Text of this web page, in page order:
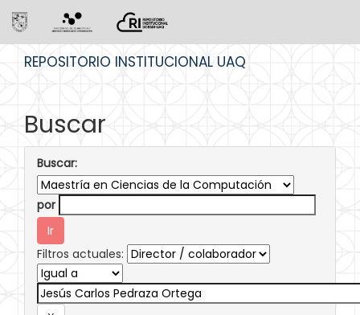
REPOSITORIO INSTITUCIONAL UAQ
Buscar
Buscar:
por
Filtros actuales: